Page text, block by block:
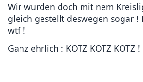
Wir wurden doch mit nem
gleich gestellt deswegen sogar !
wtf !
Ganz ehrlich : KOTZ KOTZ KOTZ !